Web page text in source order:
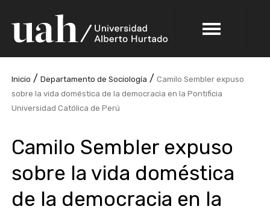
Inicio /Departamento de Sociología /Camilo Sembler expuso
sobre la vida doméstica de la democracia en la Pontificia
Universidad Católica de Perú
Camilo Sembler expuso
sobre la vida doméstica
de la democracia en la